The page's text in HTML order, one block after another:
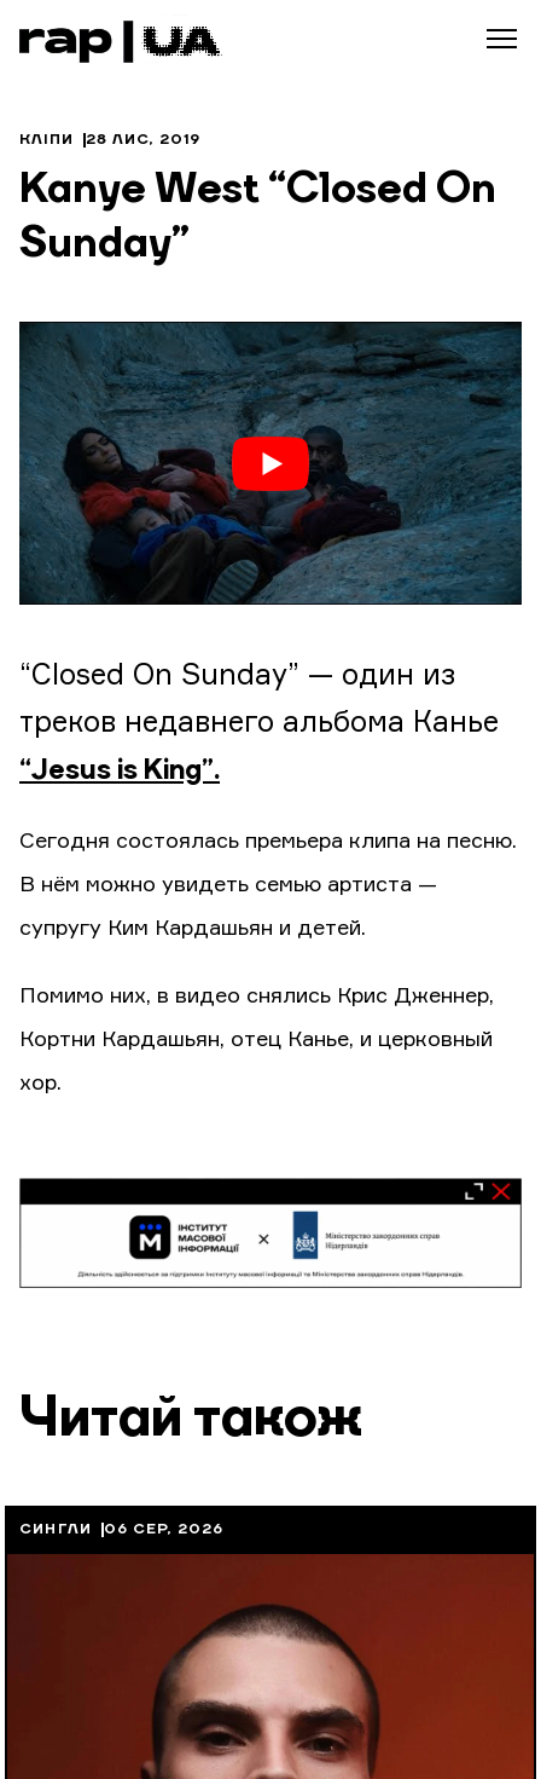
КЛІПИ 28 ЛИС, 2019
Kanye West “Closed On
Sunday”
“Closed On Sunday” — один из
треков недавнего альбома Канье
“Jesus is King”.
Сегодня состоялась премьера клипа на песню.
В нём можно увидеть семью артиста —
супругу Ким Кардашьян и детей.
Помимо них, в видео снялись Крис Дженнер,
Кортни Кардашьян, отец Канье, и церковный
хор.
Читай також
СИНГЛИ 06 СЕР, 2026